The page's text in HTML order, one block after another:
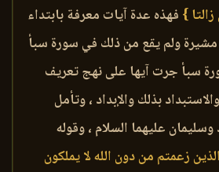
} فهذه عدة آيات معرفة بابتداء
مشيرة ولم يقع من ذلك في سورة سبأ
سبأ جرت آيها على نهج تعريف
بذلك والإبداد ، وتأمل
عليهما السلام ، وقوله
زعمتم من دون الله لا يملكون